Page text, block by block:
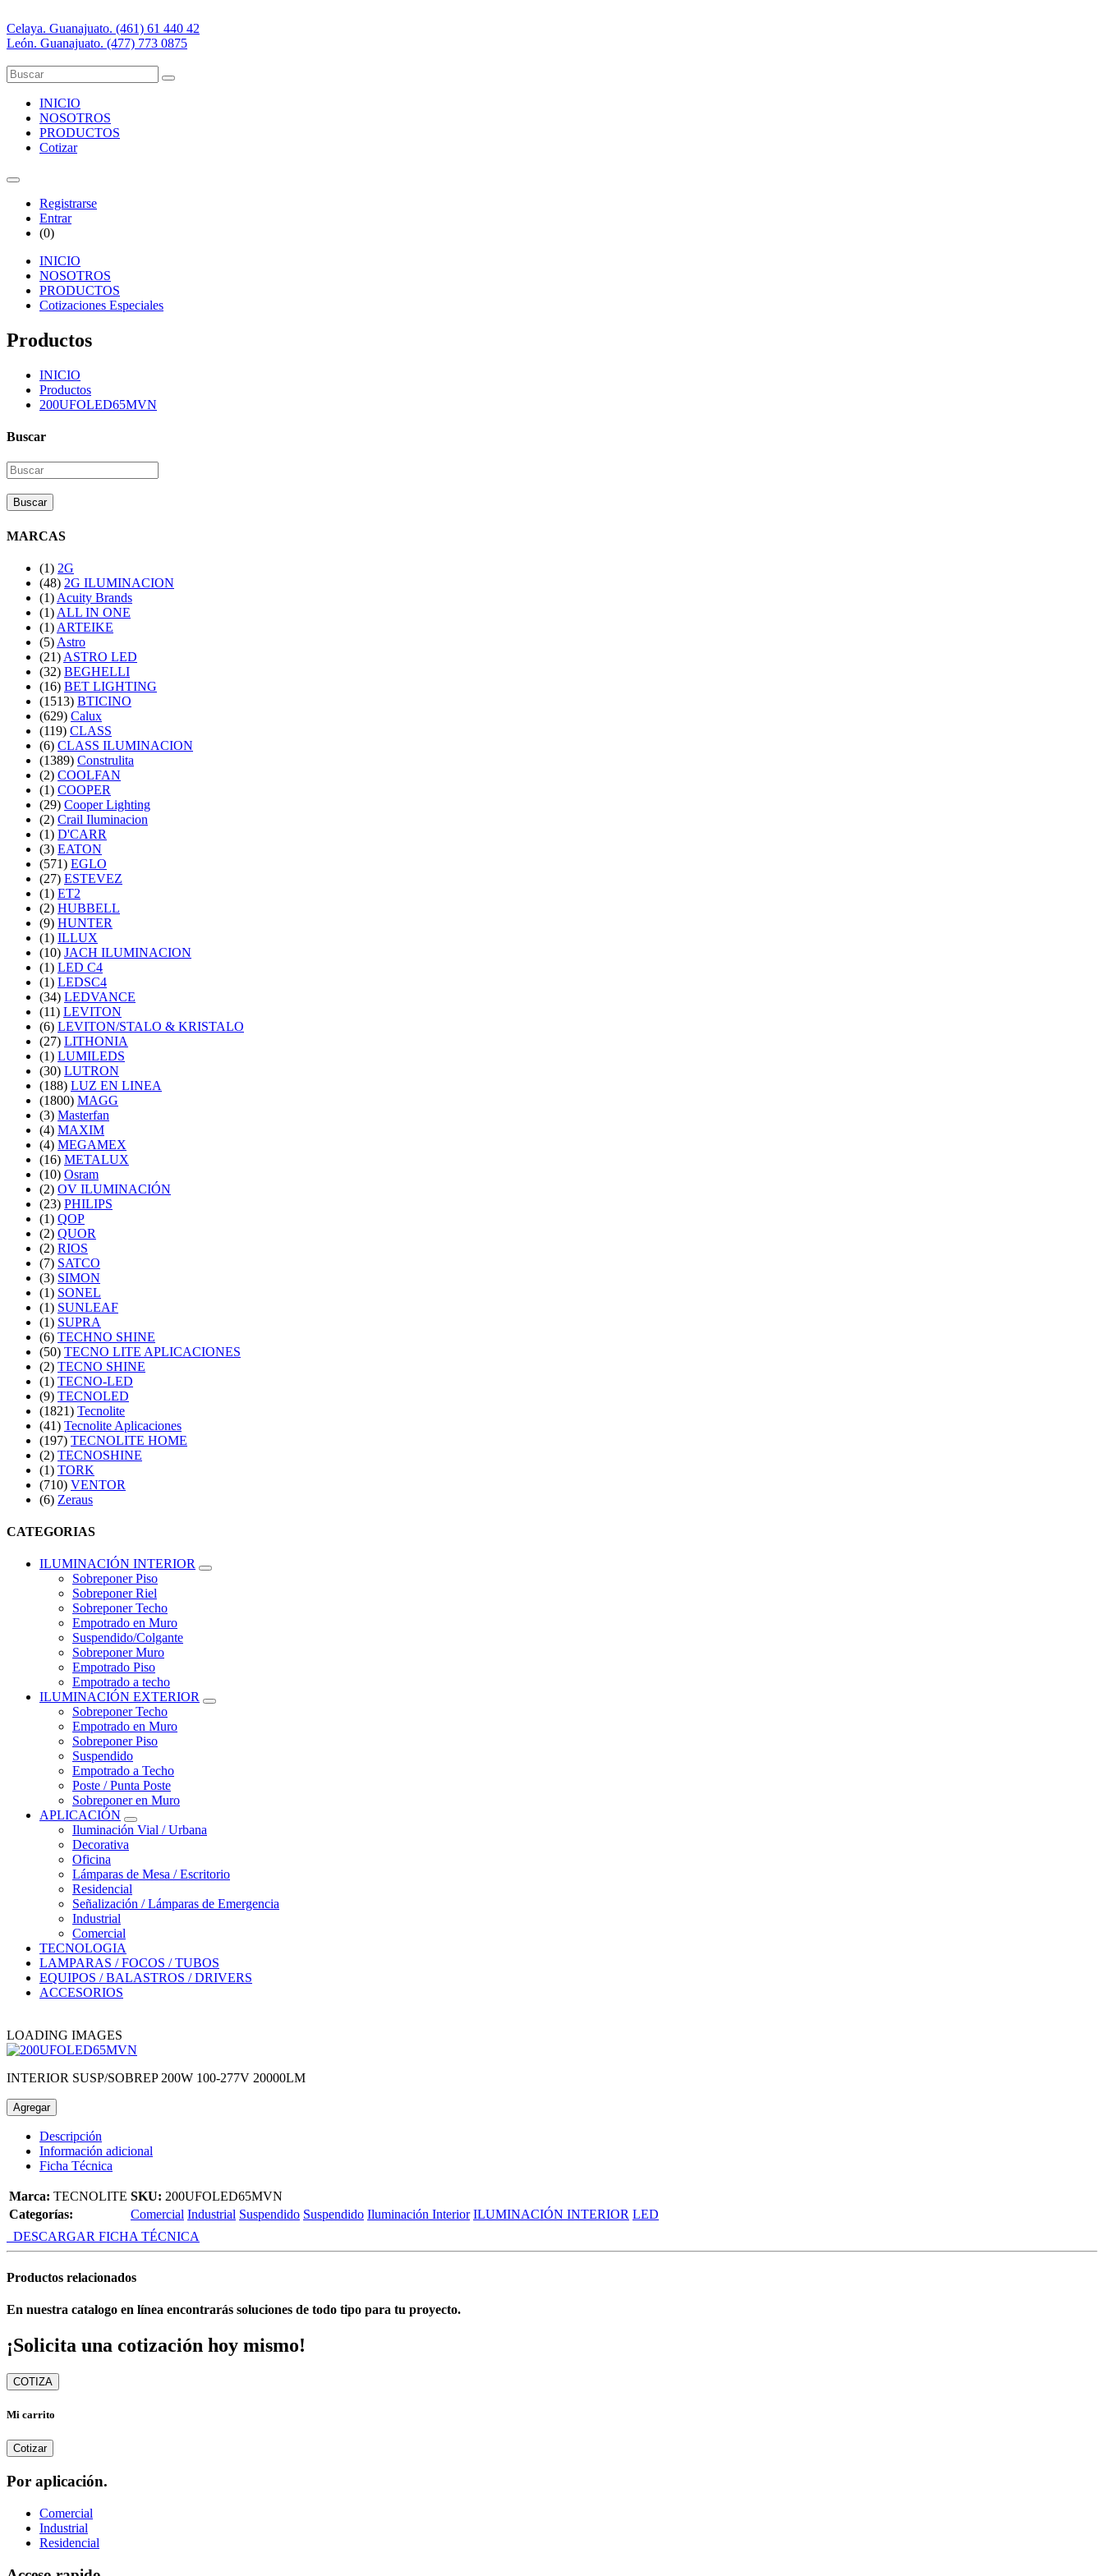
Celaya. Guanajuato. (461) 61 440 42
León. Guanajuato. (477) 773 0875
INICIO
NOSOTROS
PRODUCTOS
Cotizar
Registrarse
Entrar
(0)
INICIO
NOSOTROS
PRODUCTOS
Cotizaciones Especiales
Productos
INICIO
Productos
200UFOLED65MVN
Buscar
Buscar
MARCAS
(1) 2G
(48) 2G ILUMINACION
(1) Acuity Brands
(1) ALL IN ONE
(1) ARTEIKE
(5) Astro
(21) ASTRO LED
(32) BEGHELLI
(16) BET LIGHTING
(1513) BTICINO
(629) Calux
(119) CLASS
(6) CLASS ILUMINACION
(1389) Construlita
(2) COOLFAN
(1) COOPER
(29) Cooper Lighting
(2) Crail Iluminacion
(1) D'CARR
(3) EATON
(571) EGLO
(27) ESTEVEZ
(1) ET2
(2) HUBBELL
(9) HUNTER
(1) ILLUX
(10) JACH ILUMINACION
(1) LED C4
(1) LEDSC4
(34) LEDVANCE
(11) LEVITON
(6) LEVITON/STALO & KRISTALO
(27) LITHONIA
(1) LUMILEDS
(30) LUTRON
(188) LUZ EN LINEA
(1800) MAGG
(3) Masterfan
(4) MAXIM
(4) MEGAMEX
(16) METALUX
(10) Osram
(2) OV ILUMINACIÓN
(23) PHILIPS
(1) QOP
(2) QUOR
(2) RIOS
(7) SATCO
(3) SIMON
(1) SONEL
(1) SUNLEAF
(1) SUPRA
(6) TECHNO SHINE
(50) TECNO LITE APLICACIONES
(2) TECNO SHINE
(1) TECNO-LED
(9) TECNOLED
(1821) Tecnolite
(41) Tecnolite Aplicaciones
(197) TECNOLITE HOME
(2) TECNOSHINE
(1) TORK
(710) VENTOR
(6) Zeraus
CATEGORIAS
ILUMINACIÓN INTERIOR
Sobreponer Piso
Sobreponer Riel
Sobreponer Techo
Empotrado en Muro
Suspendido/Colgante
Sobreponer Muro
Empotrado Piso
Empotrado a techo
ILUMINACIÓN EXTERIOR
Sobreponer Techo
Empotrado en Muro
Sobreponer Piso
Suspendido
Empotrado a Techo
Poste / Punta Poste
Sobreponer en Muro
APLICACIÓN
Iluminación Vial / Urbana
Decorativa
Oficina
Lámparas de Mesa / Escritorio
Residencial
Señalización / Lámparas de Emergencia
Industrial
Comercial
TECNOLOGIA
LAMPARAS / FOCOS / TUBOS
EQUIPOS / BALASTROS / DRIVERS
ACCESORIOS
LOADING IMAGES
INTERIOR SUSP/SOBREP 200W 100-277V 20000LM
Agregar
Descripción
Información adicional
Ficha Técnica
Marca: TECNOLITE SKU: 200UFOLED65MVN
Categorías:
Comercial Industrial Suspendido Suspendido Iluminación Interior ILUMINACIÓN INTERIOR LED
DESCARGAR FICHA TÉCNICA
Productos relacionados
En nuestra catalogo en línea encontrarás soluciones de todo tipo para tu proyecto.
¡Solicita una cotización hoy mismo!
COTIZA
Mi carrito
Cotizar
Por aplicación.
Comercial
Industrial
Residencial